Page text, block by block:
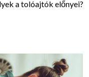
a tolóajtók előnyei?